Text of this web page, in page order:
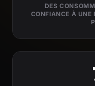
DES
CONFIANCE À UNE